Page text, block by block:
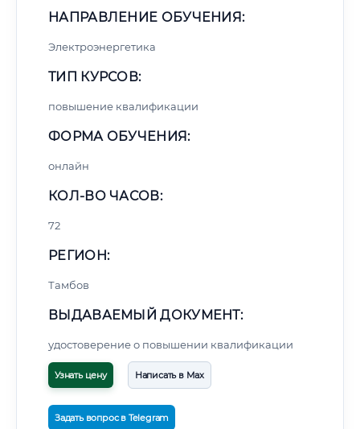
НАПРАВЛЕНИЕ ОБУЧЕНИЯ:
Электроэнергетика
ТИП КУРСОВ:
повышение квалификации
ФОРМА ОБУЧЕНИЯ:
онлайн
КОЛ-ВО ЧАСОВ:
72
РЕГИОН:
Тамбов
ВЫДАВАЕМЫЙ ДОКУМЕНТ:
удостоверение о повышении квалификации
Узнать цену Написать в Max
Задать вопрос в Telegram